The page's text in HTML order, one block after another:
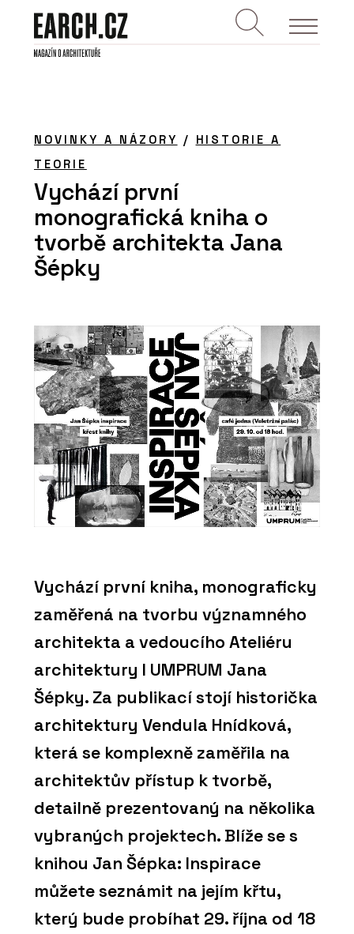
NOVINKY A NÁZORY / HISTORIE A
TEORIE
Vychází první
monografická kniha o
tvorbě architekta Jana
Šépky
Vychází první kniha, monograficky
zaměřená na tvorbu významného
architekta a vedoucího Ateliéru
architektury I UMPRUM Jana
Šépky. Za publikací stojí historička
architektury Vendula Hnídková,
která se komplexně zaměřila na
architektův přístup k tvorbě,
detailně prezentovaný na několika
vybraných projektech. Blíže se s
knihou Jan Šépka: Inspirace
můžete seznámit na jejím křtu,
který bude probíhat 29. října od 18